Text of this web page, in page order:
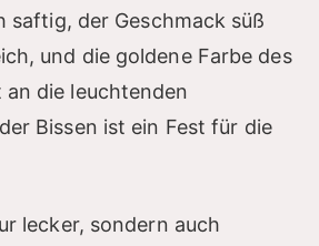
saftig, der Geschmack süß
und die goldene Farbe des
die leuchtenden
Bissen ist ein Fest für die
lecker, sondern auch